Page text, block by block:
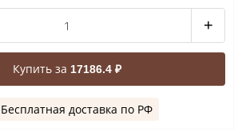
+
Купить за 17186.4 ₽
Бесплатная доставка по РФ